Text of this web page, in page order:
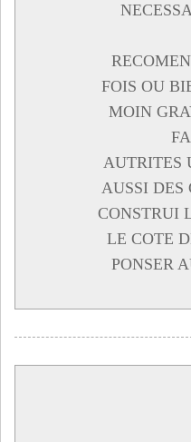
FOIS OU
MOIN
AUTRITES
AUSSI DES
CONSTRUI
LE COTE
PONSER